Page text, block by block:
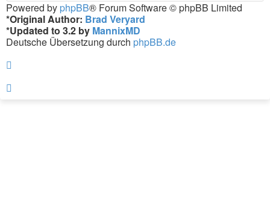
Powered by phpBB® Forum Software © phpBB Limited
*Original Author: Brad Veryard
*Updated to 3.2 by MannixMD
Deutsche Übersetzung durch phpBB.de